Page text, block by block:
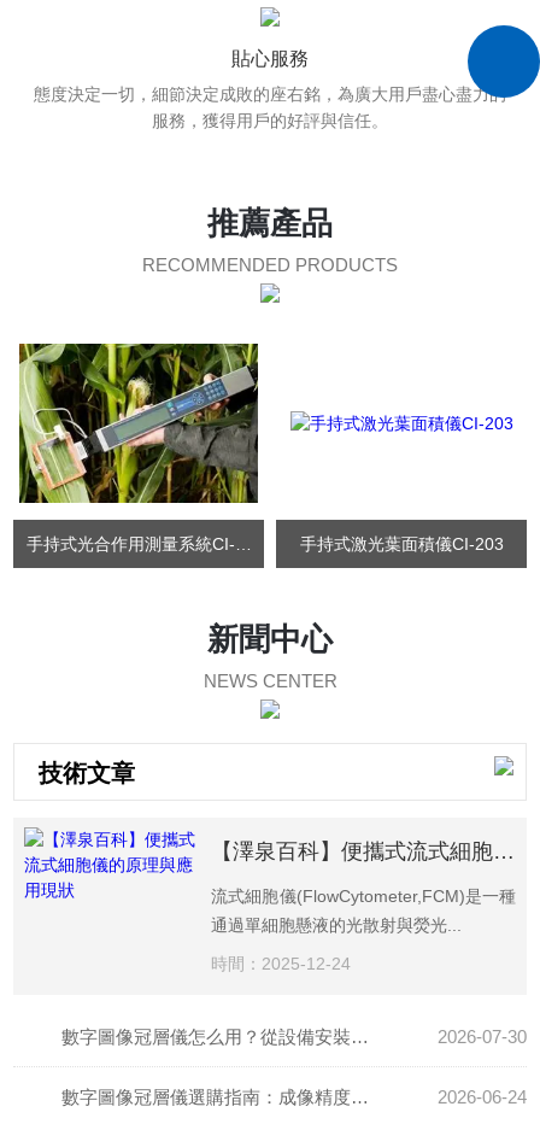
貼心服務
態度決定一切，細節決定成敗的座右銘，為廣大用戶盡心盡力的
服務，獲得用戶的好評與信任。
推薦產品
RECOMMENDED PRODUCTS
手持式激光葉面積儀CI-203
新聞中心
NEWS CENTER
技術文章
【澤泉百科】便攜式流式細胞儀的原理與應用現狀
流式細胞儀(FlowCytometer,FCM)是一種
通過單細胞懸液的光散射與熒光...
時間：2025-12-24
2026-07-30
數字圖像冠層儀怎么用？從設備安裝到數據導出的完整操作教程
2026-06-24
數字圖像冠層儀選購指南：成像精度與數據分析核心解析